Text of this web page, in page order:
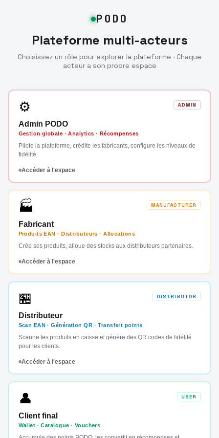
PODO
Plateforme multi-acteurs
Choisissez un rôle pour explorer la plateforme · Chaque
acteur a son propre espace
⚙ ADMIN
Admin PODO
Gestion globale · Analytics · Récompenses
Pilote la plateforme, crédite les fabricants, configure les niveaux de
fidélité.
Accéder à l'espace
🏭 MANUFACTURER
Fabricant
Produits EAN · Distributeurs · Allocations
Crée ses produits, alloue des stocks aux distributeurs partenaires.
Accéder à l'espace
🏪 DISTRIBUTOR
Distributeur
Scan EAN · Génération QR · Transfert points
Scanne les produits en caisse et génère des QR codes de fidélité
pour les clients.
Accéder à l'espace
👤 USER
Client final
Wallet · Catalogue · Vouchers